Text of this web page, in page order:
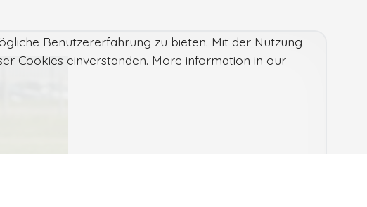
Benutzererfahrung zu bieten. Mit der Nutzung
Cookies einverstanden. More information in our